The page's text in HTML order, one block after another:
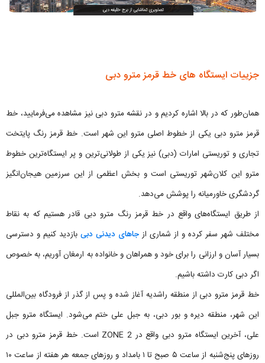
جزییات ایستگاه‌ های خط قرمز مترو دبی
همان‌طور که در بالا اشاره کردیم و در نقشه مترو دبی نیز مشاهده می‌فرمایید، خط
قرمز مترو دبی یکی از خطوط اصلی مترو این شهر است. خط قرمز رنگ پایتخت
تجاری و توریستی امارات (دبی) نیز یکی از طولانی‌ترین و پر ایستگاه‌ترین خطوط
مترو این کلان‌شهر توریستی است و بخش اعظمی از این سرزمین هیجان‌انگیز
گردشگری خاورمیانه را پوشش می‌دهد.
از طریق ایستگاه‌های واقع در خط قرمز رنگ مترو دبی قادر هستیم که به نقاط
مختلف شهر سفر کرده و از شماری از جاهای دیدنی دبی بازدید کنیم و دسترسی
بسیار آسان و ارزانی را برای خود و همراهان و خانواده به ارمغان آوریم، به خصوص
اگر دبی کارت داشته باشیم.
خط قرمز مترو دبی از منطقه راشدیه آغاز شده و پس از گذر از فرودگاه بین‌المللی
این شهر، منطقه دیره و بور دبی، به جبل علی ختم می‌شود. ایستگاه مترو جبل
علی، آخرین ایستگاه مترو دبی واقع در ZONE 2 است. خط قرمز مترو دبی در
روزهای پنج‌شنبه از ساعت ۵ صبح تا ۱ بامداد و روزهای جمعه هر هفته از ساعت ۱۰